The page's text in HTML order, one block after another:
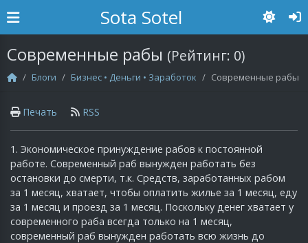
Sota Sotel
Современные рабы (Рейтинг: 0)
Блоги Бизнес • Деньги • Заработок Современные рабы
Печать RSS
1. Экономическое принуждение рабов к постоянной
работе. Современный раб вынужден работать без
остановки до смерти, т.к. Средств, заработанных рабом
за 1 месяц, хватает, чтобы оплатить жилье за 1 месяц, еду
за 1 месяц и проезд за 1 месяц. Поскольку денег хватает у
современного раба всегда только на 1 месяц,
современный раб вынужден работать всю жизнь до